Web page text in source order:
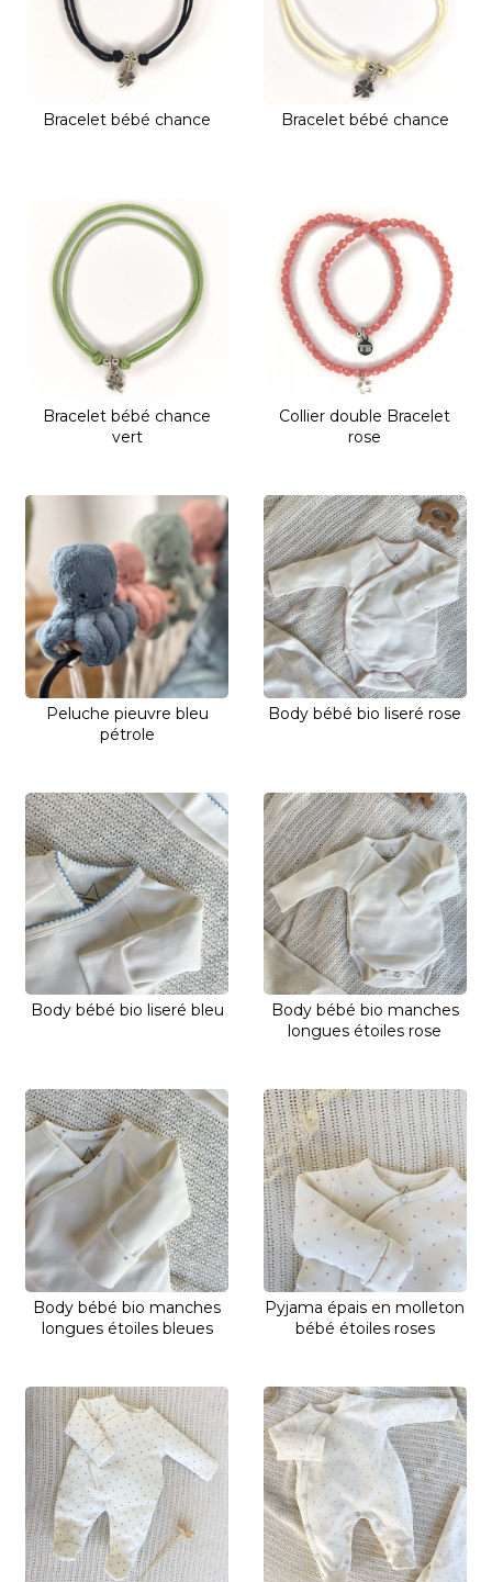
Bracelet bébé chance Bracelet bébé chance
Bracelet bébé chance
vert
Collier double Bracelet
rose
Peluche pieuvre bleu
pétrole
Body bébé bio liseré rose
Body bébé bio liseré bleu
Body bébé bio manches
longues étoiles rose
Body bébé bio manches
longues étoiles bleues
Pyjama épais en molleton
bébé étoiles roses